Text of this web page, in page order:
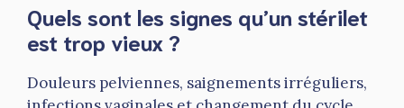
Quels sont les signes qu’un stérilet
est trop vieux ?
Douleurs pelviennes, saignements irréguliers,